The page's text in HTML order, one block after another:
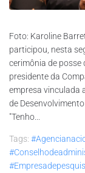
Foto: Karoline
participou, nesta
cerimônia de posse
presidente da
empresa vinculada
de
"Tenho...
Tags: